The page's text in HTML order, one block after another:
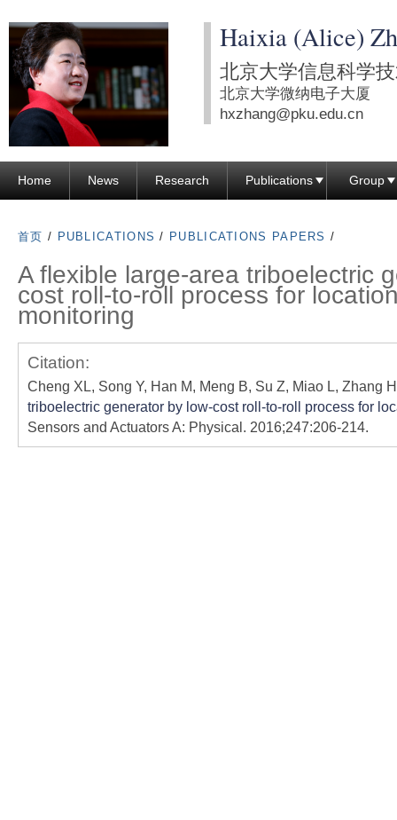
转
到
页
主
要
分
Haixia (Alice)
北京大学信息科学
北京大学微纳电子大厦
hxzhang@pku.edu.cn
Home News Research Publications Group
首页 / PUBLICATIONS / PUBLICATIONS PAPERS /
A flexible large-area triboelectric
cost roll-to-roll process for
monitoring
Citation:
Cheng XL, Song Y, Han M, Meng B, Su Z, Miao L, Zhang
triboelectric generator by low-cost roll-to-roll process for
Sensors and Actuators A: Physical. 2016;247:206-214.